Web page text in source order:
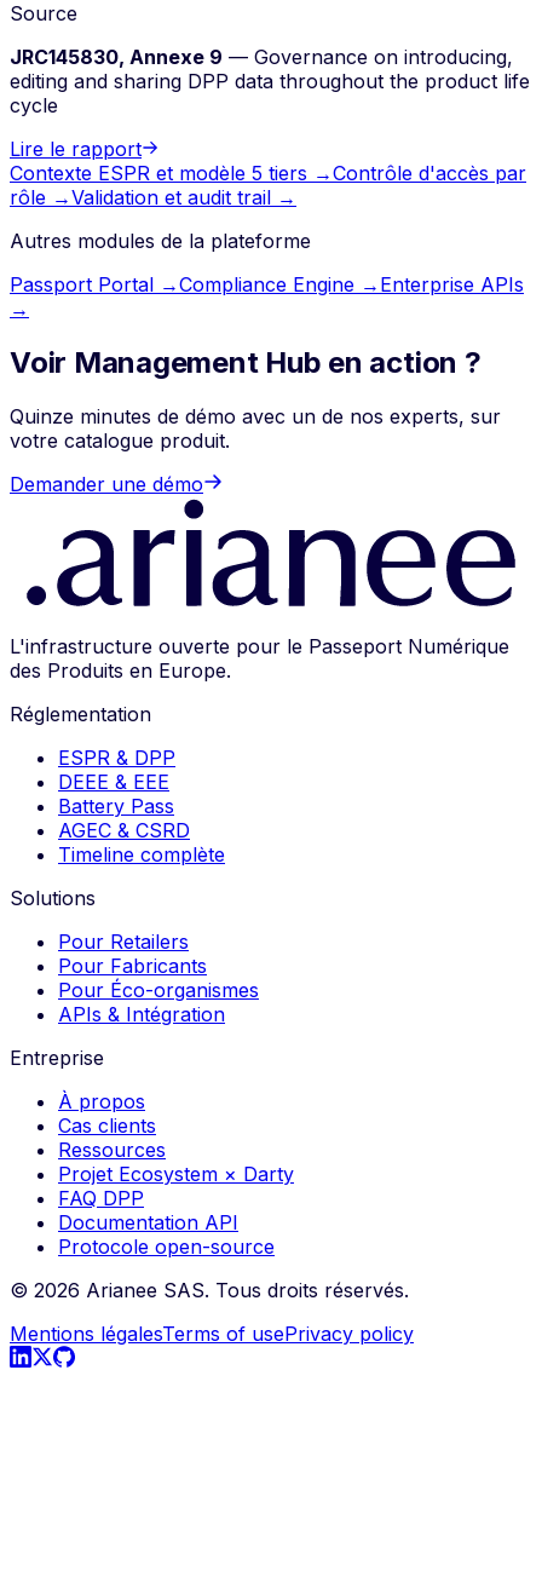
Source
JRC145830, Annexe 9 — Governance on introducing,
editing and sharing DPP data throughout the product life
cycle
Lire le rapport
Contexte ESPR et modèle 5 tiers →Contrôle d'accès par
rôle →Validation et audit trail →
Autres modules de la plateforme
Passport Portal →Compliance Engine → Enterprise APIs
→
Voir Management Hub en action ?
Quinze minutes de démo avec un de nos experts, sur
votre catalogue produit.
Demander une démo
L'infrastructure ouverte pour le Passeport Numérique
des Produits en Europe.
Réglementation
ESPR & DPP
DEEE & EEE
Battery Pass
AGEC & CSRD
Timeline complète
Solutions
Pour Retailers
Pour Fabricants
Pour Éco-organismes
APIs & Intégration
Entreprise
À propos
Cas clients
Ressources
Projet Ecosystem × Darty
FAQ DPP
Documentation API
Protocole open-source
© 2026 Arianee SAS. Tous droits réservés.
Mentions légalesTerms of usePrivacy policy